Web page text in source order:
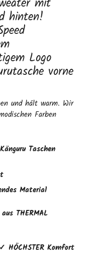
hinten!
Logo
vorne
und hält warm. Wir
Farben
Taschen
Material
THERMAL
HÖCHSTER Komfort